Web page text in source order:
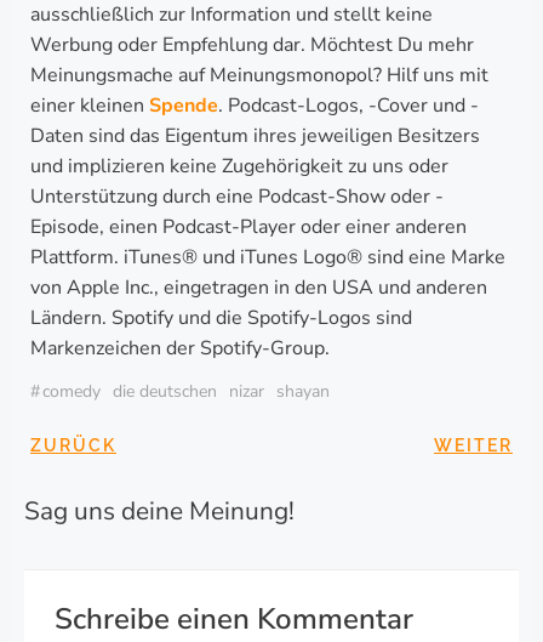
ausschließlich zur Information und stellt keine
Werbung oder Empfehlung dar. Möchtest Du mehr
Meinungsmache auf Meinungsmonopol? Hilf uns mit
einer kleinen Spende. Podcast-Logos, -Cover und -
Daten sind das Eigentum ihres jeweiligen Besitzers
und implizieren keine Zugehörigkeit zu uns oder
Unterstützung durch eine Podcast-Show oder -
Episode, einen Podcast-Player oder einer anderen
Plattform. iTunes® und iTunes Logo® sind eine Marke
von Apple Inc., eingetragen in den USA und anderen
Ländern. Spotify und die Spotify-Logos sind
Markenzeichen der Spotify-Group.
#comedy die deutschen nizar shayan
ZURÜCK WEITER
Sag uns deine Meinung!
Schreibe einen Kommentar